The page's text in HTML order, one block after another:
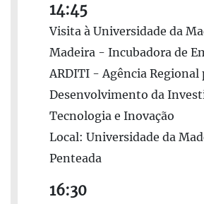
14:45
Visita à Universidade da
Madeira - Incubadora de
ARDITI - Agência Regional
Desenvolvimento da
Tecnologia e Inovação
Local: Universidade da
Penteada
16:30